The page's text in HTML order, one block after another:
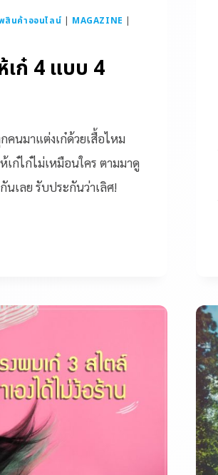
สินค้าออนไลน์ | MAGAZINE |
เก๋ 4 แบบ 4
คนมาแต่งเก๋ด้วยเสื้อไหม
เก๋ไก๋ไม่เหมือนใคร ตามมาดู
เลย รับประกันว่าเลิศ!